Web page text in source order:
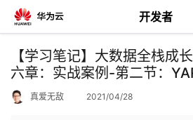
开发者
返
回
【学习笔记】大数据全栈成
六章：实战案例-第二节：
真爱无敌 2021/04/28